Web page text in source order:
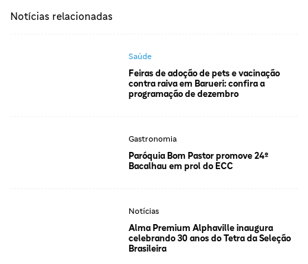
Notícias relacionadas
Saúde
Feiras de adoção de pets e vacinação
contra raiva em Barueri: confira a
programação de dezembro
Gastronomia
Paróquia Bom Pastor promove 24º
Bacalhau em prol do ECC
Notícias
Alma Premium Alphaville inaugura
celebrando 30 anos do Tetra da Seleção
Brasileira